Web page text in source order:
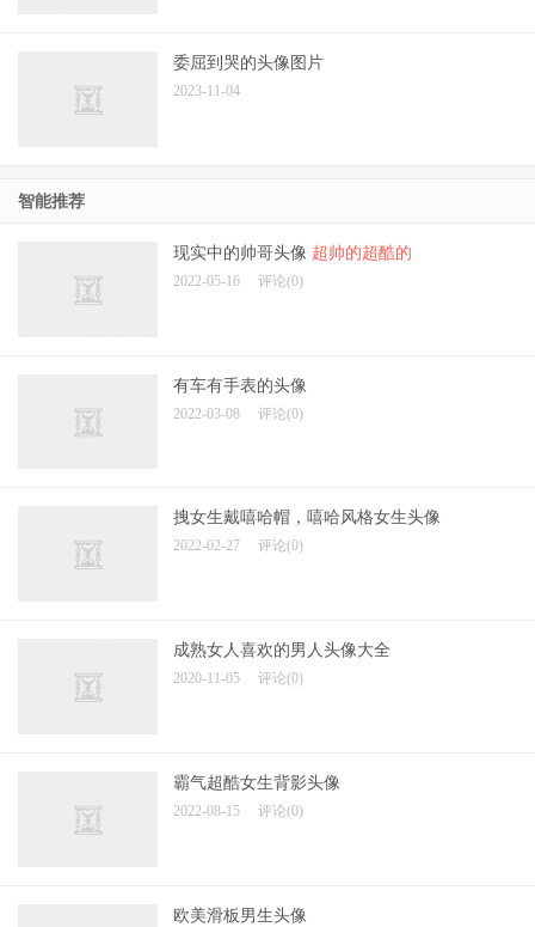
委屈到哭的头像图片
2023-11-04
智能推荐
现实中的帅哥头像 超帅的超酷的
2022-05-16 评论(0)
有车有手表的头像
2022-03-08 评论(0)
拽女生戴嘻哈帽，嘻哈风格女生头像
2022-02-27 评论(0)
成熟女人喜欢的男人头像大全
2020-11-05 评论(0)
霸气超酷女生背影头像
2022-08-15 评论(0)
欧美滑板男生头像